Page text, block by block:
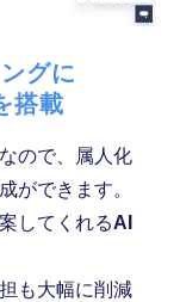
グに
搭載
ので、属人化
ができます。
してくれるAI
も大幅に削減